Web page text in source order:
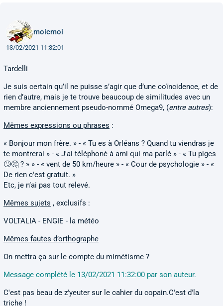
moicmoi
13/02/2021 11:32:01
Tardelli
Je suis certain qu’il ne puisse s’agir que d’une coïncidence, et de
rien d’autre, mais je te trouve beaucoup de similitudes avec un
membre anciennement pseudo-nommé Omega9, (entre autres):
Mêmes expressions ou phrases :
« Bonjour mon frère. » - « Tu es à Orléans ? Quand tu viendras je
te montrerai » - « J'ai téléphoné à ami qui ma parlé » - « Tu piges
🙄🤔 ? » » - « vent de 50 km/heure » - « Cour de psychologie » - «
De rien c'est gratuit. »
Etc, je n’ai pas tout relevé.
Mêmes sujets , exclusifs :
VOLTALIA - ENGIE - la météo
Mêmes fautes d’orthographe
On mettra ça sur le compte du mimétisme ?
Message complété le 13/02/2021 11:32:00 par son auteur.
C'est pas beau de z'yeuter sur le cahier du copain.C'est d'la
triche !